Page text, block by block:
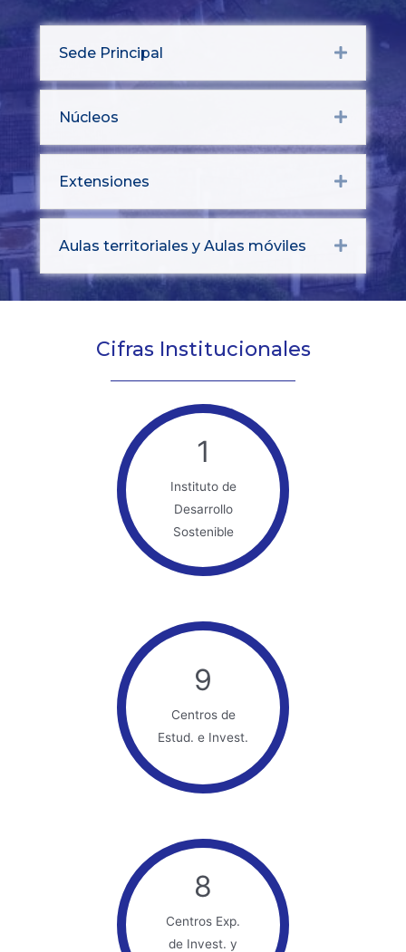
Sede Principal Expand
Núcleos Expand
Extensiones Expand
Aulas territoriales y Aulas móviles Expand
Cifras Institucionales
1
Instituto de
Desarrollo
Sostenible
9
Centros de
Estud. e Invest.
8
Centros Exp.
de Invest. y